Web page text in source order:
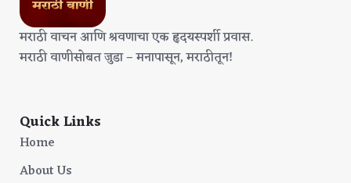
मराठी वाचन आणि श्रवणाचा एक हृदयस्पर्शी प्रवास.
मराठी वाणीसोबत जुडा – मनापासून, मराठीतून!
Quick Links
Home
About Us